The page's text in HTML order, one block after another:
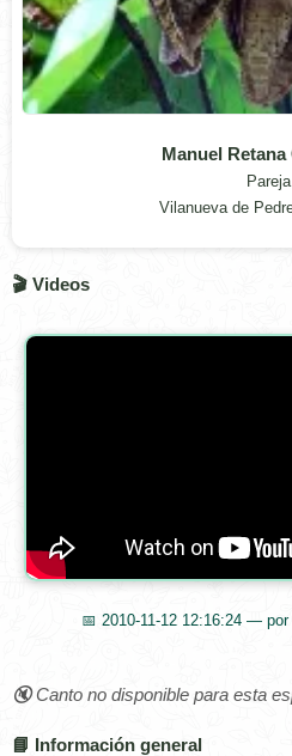
Manuel
Pareja
Vilanueva de
🎬 Videos
📅 2010-11-12 12:16:24 —
🔇 Canto no disponible para esta
📘 Información general